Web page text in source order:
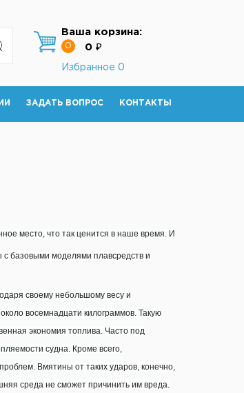
Ваша корзина:
0 0 ₽
Избранное 0
ЗАДАТЬ ВОПРОС КОНТАКТЫ
место, что так ценится в наше время. И
базовыми моделями плавсредств и
своему небольшому весу и
восемнадцати килограммов. Такую
экономия топлива. Часто под
судна. Кроме всего,
Вмятины от таких ударов, конечно,
среда не сможет причинить им вреда.